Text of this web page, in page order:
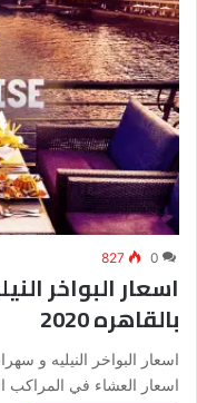
0
827
اسعار البواخر
بالقاهره 2020
اسعار العشاء في المراكب النيلية 2020 بالقاهرة,حجز